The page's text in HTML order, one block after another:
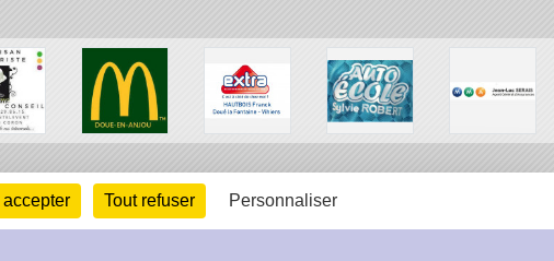
accepter Tout refuser Personnaliser